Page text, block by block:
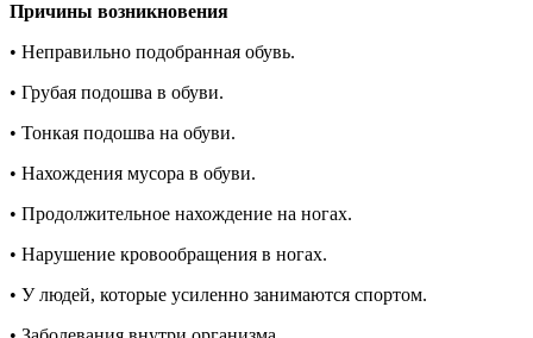
Причины возникновения
• Неправильно подобранная обувь.
• Грубая подошва в обуви.
• Тонкая подошва на обуви.
• Нахождения мусора в обуви.
• Продолжительное нахождение на ногах.
• Нарушение кровообращения в ногах.
• У людей, которые усиленно занимаются спортом.